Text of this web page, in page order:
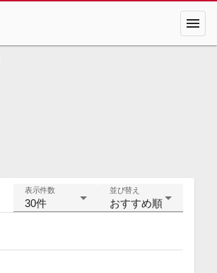
menu
表示件数
30件
並び替え
おすすめ順